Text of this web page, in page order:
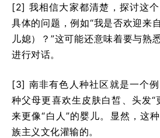
[2] 我相信大家都清楚，探讨这
具体的问题，例如“我是否欢迎来
儿媳）？”这可能还意味着要与熟
进行对话。
[3] 南非有色人种社区就是一个
种父母更喜欢生皮肤白皙、头发“
来更像“白人”的婴儿。显然，这
族主义文化灌输的。